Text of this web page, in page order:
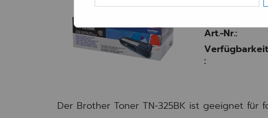
f.zB. Brother
Art.-Nr.:
Verfügbarkeit
:
Der Brother Toner TN-325BK ist geeignet für